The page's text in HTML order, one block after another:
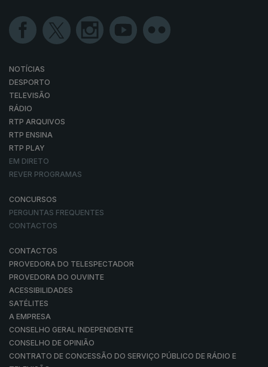
NOTÍCIAS
DESPORTO
TELEVISÃO
RÁDIO
RTP ARQUIVOS
RTP ENSINA
RTP PLAY
EM DIRETO
REVER PROGRAMAS
CONCURSOS
PERGUNTAS FREQUENTES
CONTACTOS
CONTACTOS
PROVEDORA DO TELESPECTADOR
PROVEDORA DO OUVINTE
ACESSIBILIDADES
SATÉLITES
A EMPRESA
CONSELHO GERAL INDEPENDENTE
CONSELHO DE OPINIÃO
CONTRATO DE CONCESSÃO DO SERVIÇO PÚBLICO DE RÁDIO E